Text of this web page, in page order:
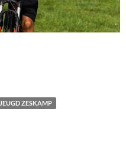
JEUGD ZESKAMP